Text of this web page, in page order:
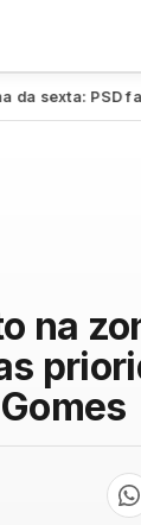
sexta: PSD faz
na